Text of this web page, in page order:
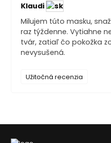
Klaudi
Milujem túto masku,
raz týždenne. Vytiahne
tvár, zatiaľ čo pokožka
nevysušená.
Užitočná recenzia